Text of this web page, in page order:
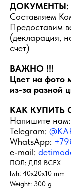
ДОКУМЕНТЫ:
Составляем
Предоставим
(декларация,
счет)
ВАЖНО !!!
Цвет на фото
из-за разной
КАК КУПИТЬ
Напишите нам:
Telegram:
WhatsApp:
e-mail:
ПОЛ: ДЛЯ ВСЕХ
lwh: 40x20x10 mm
Weight: 300 g